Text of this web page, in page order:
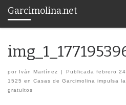
Saltar al contenido
Garcimolina.net
por Iván Martínez | Publicadafebrero
1525 en Casas de Garcimolina impulsa
gratuitos